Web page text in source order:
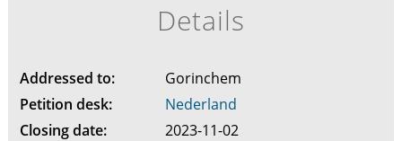
Details
Addressed to:
Gorinchem
Petition desk:
Nederland
Closing date:
2023-11-02